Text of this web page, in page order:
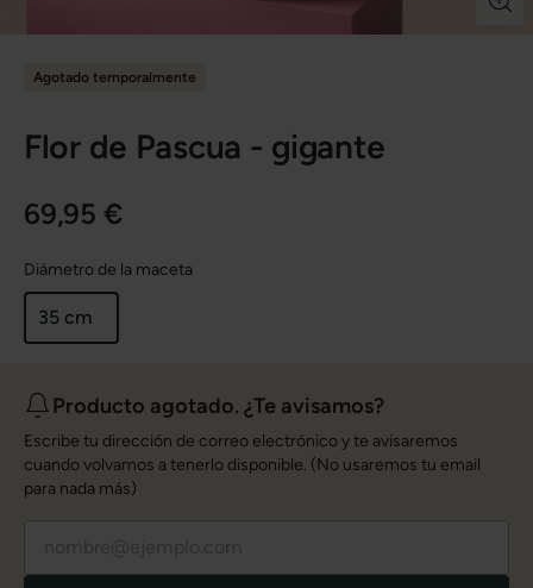
Agotado temporalmente
Flor de Pascua - gigante
69,95 €
Diámetro de la maceta
35 cm
Producto agotado. ¿Te avisamos?
Escribe tu dirección de correo electrónico y te avisaremos
cuando volvamos a tenerlo disponible. (No usaremos tu email
para nada más)